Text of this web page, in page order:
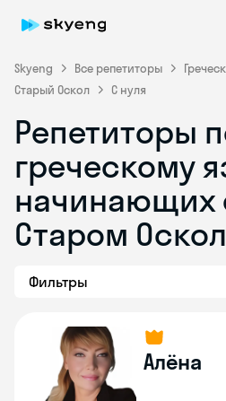
Skyeng Все репетиторы
Старый Оскол
С нуля
Репетиторы
греческому
начинающих
Старом
Фильтры
Алёна
Skyeng Chat
online